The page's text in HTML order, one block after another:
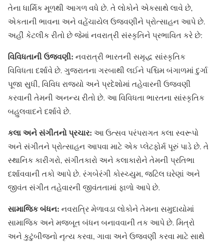
તેના ધાર્મિક મૂળથી આગળ વધે છે. તે લોકોને એકસાથે લાવે છે,
એકતાની ભાવના અને વહેંચાયેલ ઉજવણીને પ્રોત્સાહન આપે છે.
અહીં કેટલીક રીતો છે જેમાં નવરાત્રી સંસ્કૃતિને પ્રભાવિત કરે છે:
વિવિધતાની ઉજવણી: નવરાત્રી ભારતની સમૃદ્ધ સાંસ્કૃતિક
વિવિધતા દર્શાવે છે. ગુજરાતના ગરબાથી લઈને પશ્ચિમ બંગાળમાં દુર્ગા
પૂજા સુધી, વિવિધ રાજ્યો અને પ્રદેશોમાં તહેવારની ઉજવણી
કરવાની તેમની અનન્ય રીતો છે. આ વિવિધતા ભારતના સાંસ્કૃતિક
બહુલવાદને દર્શાવે છે.
કલા અને સંગીતનો પ્રચાર: આ ઉત્સવ પરંપરાગત કલા સ્વરૂપો
અને સંગીતને પ્રોત્સાહન આપવા માટે એક પ્લેટફોર્મ પૂરું પાડે છે. તે
સ્થાનિક કારીગરો, સંગીતકારો અને કલાકારોને તેમની પ્રતિભા
દર્શાવવાની તકો આપે છે. રંગબેરંગી કોસ્ચ્યુમ, જટિલ ઘરેણાં અને
જીવંત સંગીત તહેવારની જીવંતતામાં ફાળો આપે છે.
સામાજિક બંધન: નવરાત્રિ મેળાવડા લોકોને તેમના સમુદાયોમાં
સામાજિક અને મજબૂત બંધન બનાવવાની તક આપે છે. મિત્રો
અને કુટુંબીજનો નૃત્ય કરવા, ગાવા અને ઉજવણી કરવા માટે સાથે